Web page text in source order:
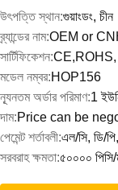
উৎপত্তি স্থান:গুয়াংডং, চীন
ব্র্যান্ডের নাম:OEM or
সার্টিফিকেশন:
মডেল নম্বর:HOP156
ন্যূনতম অর্ডার পরিমাণ:1
দাম:Price can be
পেমেন্ট শর্তাবলী:এল/সি, ডি/পি,
সরবরাহ ক্ষমতা:৫০০০০ পিসি/